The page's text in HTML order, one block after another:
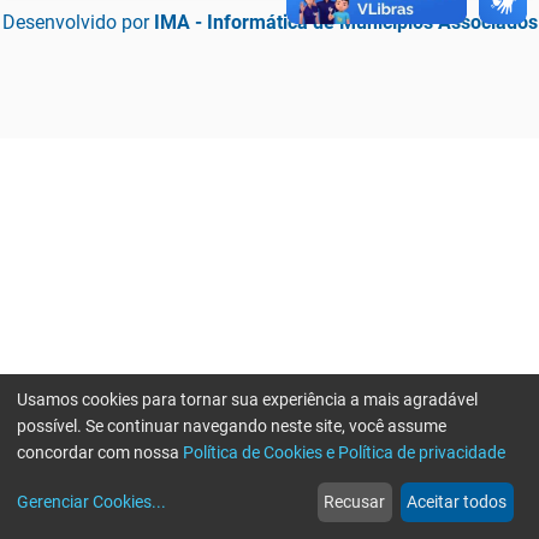
Desenvolvido por IMA - Informática de Municípios Associados
web
Notícias
more_horiz
Mais
Usamos cookies para tornar sua experiência a mais agradável
possível. Se continuar navegando neste site, você assume
concordar com nossa Política de Cookies e Política de privacidade
Gerenciar Cookies... Recusar Aceitar todos
Erro ao enviar informações, por favor tente novamente